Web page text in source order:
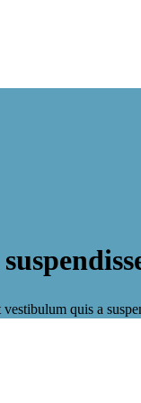
vestibulum quis a